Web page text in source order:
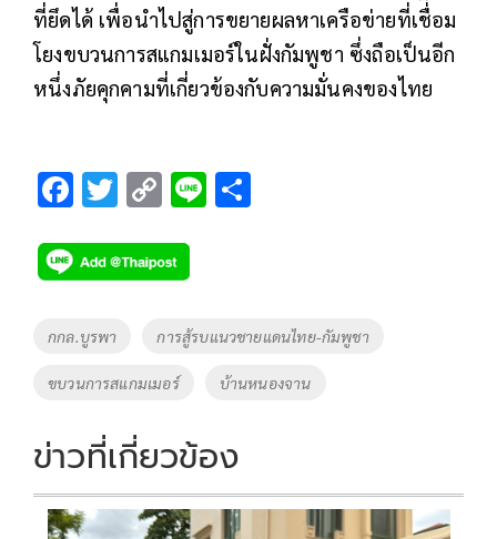
ที่ยึดได้ เพื่อนำไปสู่การขยายผลหาเครือข่ายที่เชื่อม
โยงขบวนการสแกมเมอร์ในฝั่งกัมพูชา ซึ่งถือเป็นอีก
หนึ่งภัยคุกคามที่เกี่ยวข้องกับความมั่นคงของไทย
F
e
b
o
k
T
tt
er
C
p
y
Li
n
k
Li
Tags
กกล.บูรพา การสู้รบแนวชายแดนไทย-กัมพูชา
ขบวนการสแกมเมอร์ บ้านหนองจาน
ข่าวที่เกี่ยวข้อง